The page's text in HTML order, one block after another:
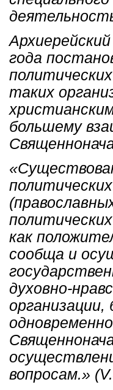
года
таких
большему
как
сообща и
духовно-
организации,
вопросам.»